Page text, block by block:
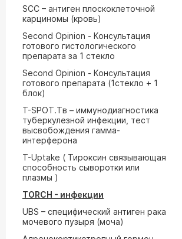
SCC – антиген плоскоклеточной
карциномы (кровь)
Second Opinion - Консультация
готового гистологического
препарата за 1 стекло
Second Opinion - Консультация
готового препарата (1стекло + 1
блок)
T-SPOT.Tв – иммунодиагностика
туберкулезной инфекции, тест
высвобождения гамма-
интерферона
T-Uptake ( Тироксин связывающая
способность сыворотки или
плазмы )
TORCH - инфекции
UВS – специфический антиген рака
мочевого пузыря (моча)